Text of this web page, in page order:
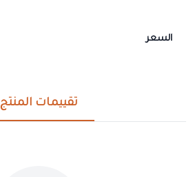
السعر
تقييمات المنتج